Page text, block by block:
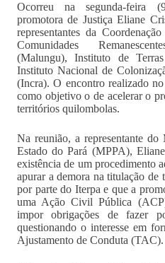
Ocorreu na segunda-feira
promotora de Justiça Eliane
representantes da
Comunidades
(Malungu), Instituto de
Instituto Nacional de
(Incra). O encontro realizado
como objetivo o de acelerar o
territórios quilombolas.
Na reunião, a representante
Estado do Pará (MPPA),
existência de um procedimento
apurar a demora na titulação de
por parte do Iterpa e que a
uma Ação Civil Pública
impor obrigações de fazer
questionando o interesse em
Ajustamento de Conduta (TAC).